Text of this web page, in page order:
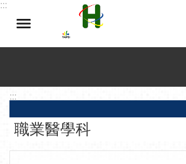
跳到主要內容區塊
:::
:::
職業醫學科